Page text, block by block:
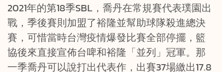
2021年的第18季SBL，喬丹在常規賽代表璞園出
戰，季後賽則加盟了裕隆並幫助球隊殺進總決
賽，可惜當時台灣疫情爆發比賽全部停擺，籃
協後來直接宣佈台啤和裕隆「並列」冠軍。那
一季喬丹可以說打出代表作，出賽37場繳出17.8